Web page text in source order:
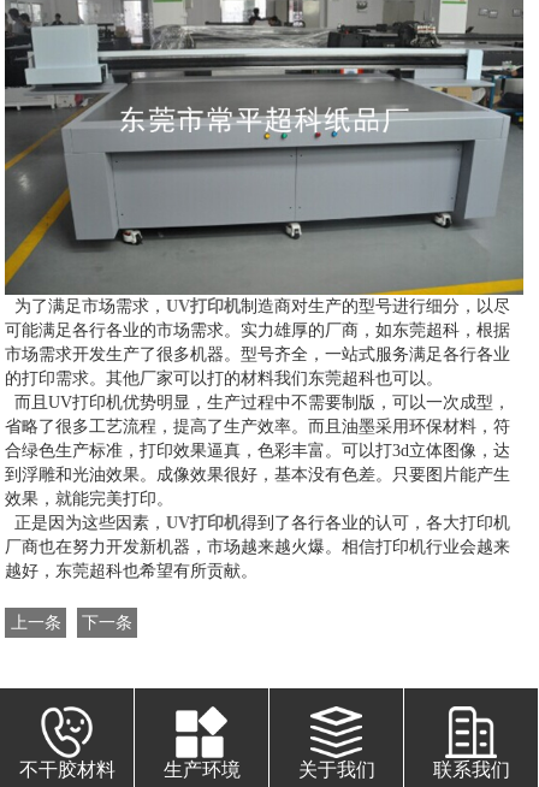
为了满足市场需求，UV打印机制造商对生产的型号进行细分，以尽
可能满足各行各业的市场需求。实力雄厚的厂商，如东莞超科，根据
市场需求开发生产了很多机器。型号齐全，一站式服务满足各行各业
的打印需求。其他厂家可以打的材料我们东莞超科也可以。
而且UV打印机优势明显，生产过程中不需要制版，可以一次成型，
省略了很多工艺流程，提高了生产效率。而且油墨采用环保材料，符
合绿色生产标准，打印效果逼真，色彩丰富。可以打3d立体图像，达
到浮雕和光油效果。成像效果很好，基本没有色差。只要图片能产生
效果，就能完美打印。
正是因为这些因素，UV打印机得到了各行各业的认可，各大打印机
厂商也在努力开发新机器，市场越来越火爆。相信打印机行业会越来
越好，东莞超科也希望有所贡献。
上一条 下一条
不干胶材料 生产环境 关于我们 联系我们